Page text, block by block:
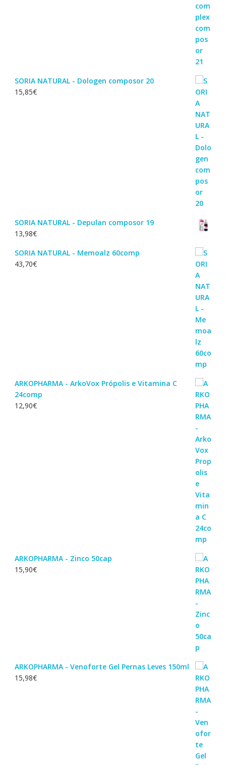
SORIA NATURAL - Dologen composor 20
15,85€
SORIA NATURAL - Depulan composor 19
13,98€
SORIA NATURAL - Memoalz 60comp
43,70€
ARKOPHARMA - ArkoVox Própolis e Vitamina C
24comp
12,90€
ARKOPHARMA - Zinco 50cap
15,90€
ARKOPHARMA - Venoforte Gel Pernas Leves 150ml
15,98€